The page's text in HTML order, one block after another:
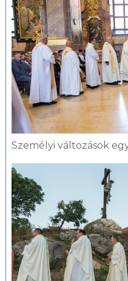
Személyi változások